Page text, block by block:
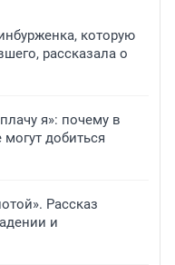
которую
рассказала о
я»: почему в
добиться
Рассказ
и